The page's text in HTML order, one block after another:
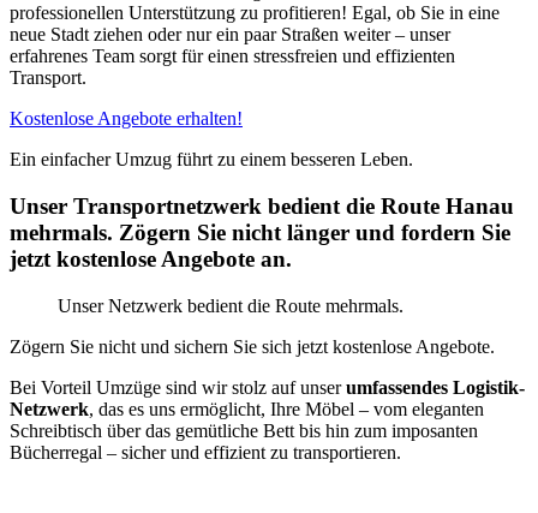
professionellen Unterstützung zu profitieren! Egal, ob Sie in eine
neue Stadt ziehen oder nur ein paar Straßen weiter – unser
erfahrenes Team sorgt für einen stressfreien und effizienten
Transport.
Kostenlose Angebote erhalten!
Ein einfacher Umzug führt zu einem besseren Leben.
Unser Transportnetzwerk bedient die Route Hanau
mehrmals. Zögern Sie nicht länger und fordern Sie
jetzt kostenlose Angebote an.
Unser Netzwerk bedient die Route mehrmals.
Zögern Sie nicht und sichern Sie sich jetzt kostenlose Angebote.
Bei Vorteil Umzüge sind wir stolz auf unserumfassendes Logistik-
Netzwerk, das es uns ermöglicht, Ihre Möbel – vom eleganten
Schreibtisch über das gemütliche Bett bis hin zum imposanten
Bücherregal – sicher und effizient zu transportieren.